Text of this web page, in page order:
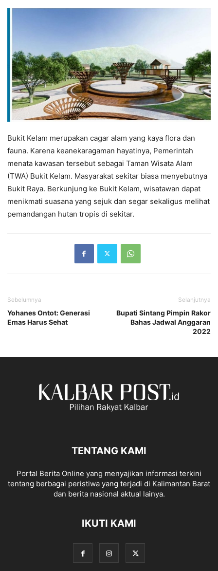
Bukit Kelam merupakan cagar alam yang kaya flora dan
fauna. Karena keanekaragaman hayatinya, Pemerintah
menata kawasan tersebut sebagai Taman Wisata Alam
(TWA) Bukit Kelam. Masyarakat sekitar biasa menyebutnya
Bukit Raya. Berkunjung ke Bukit Kelam, wisatawan dapat
menikmati suasana yang sejuk dan segar sekaligus melihat
pemandangan hutan tropis di sekitar.
Sebelumnya
Yohanes Ontot: Generasi
Emas Harus Sehat
Selanjutnya
Bupati Sintang Pimpin Rakor
Bahas Jadwal Anggaran
2022
TENTANG KAMI
Portal Berita Online yang menyajikan informasi terkini
tentang berbagai peristiwa yang terjadi di Kalimantan Barat
dan berita nasional aktual lainya.
IKUTI KAMI